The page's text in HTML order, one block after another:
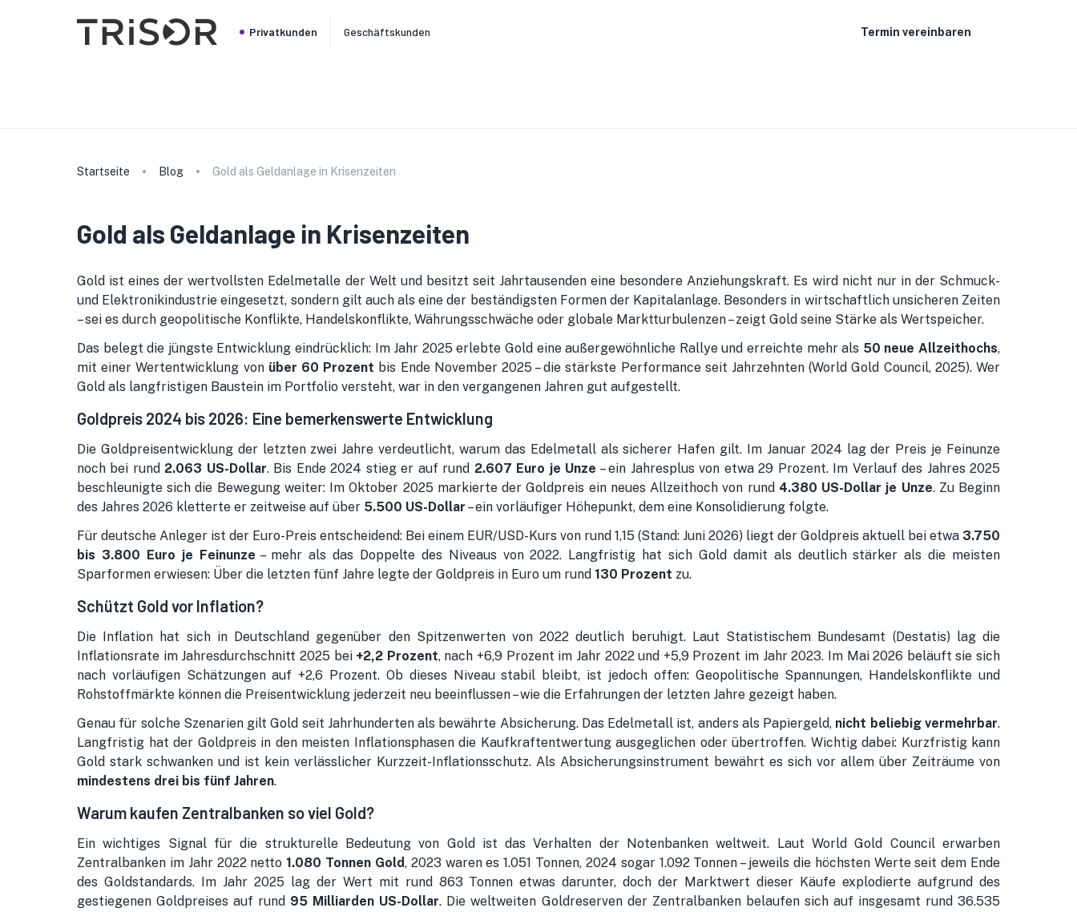
Privatkunden Geschäftskunden Termin vereinbaren
Startseite Blog Gold als Geldanlage in Krisenzeiten
Gold als Geldanlage in Krisenzeiten
Gold ist eines der wertvollsten Edelmetalle der Welt und besitzt seit Jahrtausenden eine besondere Anziehungskraft. Es wird nicht nur in der Schmuck-
und Elektronikindustrie eingesetzt, sondern gilt auch als eine der beständigsten Formen der Kapitalanlage. Besonders in wirtschaftlich unsicheren Zeiten
– sei es durch geopolitische Konflikte, Handelskonflikte, Währungsschwäche oder globale Marktturbulenzen – zeigt Gold seine Stärke als Wertspeicher.
Das belegt die jüngste Entwicklung eindrücklich: Im Jahr 2025 erlebte Gold eine außergewöhnliche Rallye und erreichte mehr als 50 neue Allzeithochs,
mit einer Wertentwicklung von über 60 Prozent bis Ende November 2025 – die stärkste Performance seit Jahrzehnten (World Gold Council, 2025). Wer
Gold als langfristigen Baustein im Portfolio versteht, war in den vergangenen Jahren gut aufgestellt.
Goldpreis 2024 bis 2026: Eine bemerkenswerte Entwicklung
Die Goldpreisentwicklung der letzten zwei Jahre verdeutlicht, warum das Edelmetall als sicherer Hafen gilt. Im Januar 2024 lag der Preis je Feinunze
noch bei rund 2.063 US-Dollar. Bis Ende 2024 stieg er auf rund 2.607 Euro je Unze – ein Jahresplus von etwa 29 Prozent. Im Verlauf des Jahres 2025
beschleunigte sich die Bewegung weiter: Im Oktober 2025 markierte der Goldpreis ein neues Allzeithoch von rund 4.380 US-Dollar je Unze. Zu Beginn
des Jahres 2026 kletterte er zeitweise auf über 5.500 US-Dollar – ein vorläufiger Höhepunkt, dem eine Konsolidierung folgte.
Für deutsche Anleger ist der Euro-Preis entscheidend: Bei einem EUR/USD-Kurs von rund 1,15 (Stand: Juni 2026) liegt der Goldpreis aktuell bei etwa 3.750
bis 3.800 Euro je Feinunze – mehr als das Doppelte des Niveaus von 2022. Langfristig hat sich Gold damit als deutlich stärker als die meisten
Sparformen erwiesen: Über die letzten fünf Jahre legte der Goldpreis in Euro um rund 130 Prozent zu.
Schützt Gold vor Inflation?
Die Inflation hat sich in Deutschland gegenüber den Spitzenwerten von 2022 deutlich beruhigt. Laut Statistischem Bundesamt (Destatis) lag die
Inflationsrate im Jahresdurchschnitt 2025 bei +2,2 Prozent, nach +6,9 Prozent im Jahr 2022 und +5,9 Prozent im Jahr 2023. Im Mai 2026 beläuft sie sich
nach vorläufigen Schätzungen auf +2,6 Prozent. Ob dieses Niveau stabil bleibt, ist jedoch offen: Geopolitische Spannungen, Handelskonflikte und
Rohstoffmärkte können die Preisentwicklung jederzeit neu beeinflussen – wie die Erfahrungen der letzten Jahre gezeigt haben.
Genau für solche Szenarien gilt Gold seit Jahrhunderten als bewährte Absicherung. Das Edelmetall ist, anders als Papiergeld, nicht beliebig vermehrbar.
Langfristig hat der Goldpreis in den meisten Inflationsphasen die Kaufkraftentwertung ausgeglichen oder übertroffen. Wichtig dabei: Kurzfristig kann
Gold stark schwanken und ist kein verlässlicher Kurzzeit-Inflationsschutz. Als Absicherungsinstrument bewährt es sich vor allem über Zeiträume von
mindestens drei bis fünf Jahren.
Warum kaufen Zentralbanken so viel Gold?
Ein wichtiges Signal für die strukturelle Bedeutung von Gold ist das Verhalten der Notenbanken weltweit. Laut World Gold Council erwarben
Zentralbanken im Jahr 2022 netto 1.080 Tonnen Gold, 2023 waren es 1.051 Tonnen, 2024 sogar 1.092 Tonnen – jeweils die höchsten Werte seit dem Ende
des Goldstandards. Im Jahr 2025 lag der Wert mit rund 863 Tonnen etwas darunter, doch der Marktwert dieser Käufe explodierte aufgrund des
gestiegenen Goldpreises auf rund 95 Milliarden US-Dollar. Die weltweiten Goldreserven der Zentralbanken belaufen sich auf insgesamt rund 36.535